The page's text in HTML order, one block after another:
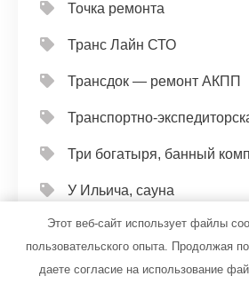
Точка ремонта
Транс Лайн СТО
Трансдок — ремонт АКПП
Транспортно-
Три богатыря, банный
У Ильича, сауна
У Лёхи, гостиничный
Этот веб-сайт использует файлы
пользовательского опыта. Продолжая
даете согласие на использование